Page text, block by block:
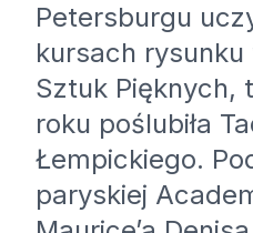
Petersburgu
kursach
Sztuk Pięknych,
roku poślubiła
Łempickiego.
paryskiej